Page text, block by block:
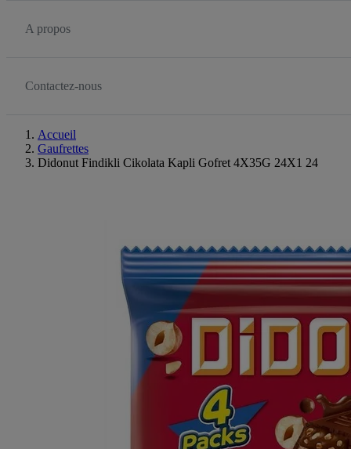
A propos
Contactez-nous
Accueil
Gaufrettes
Didonut Findikli Cikolata Kapli Gofret 4X35G 24X1 24